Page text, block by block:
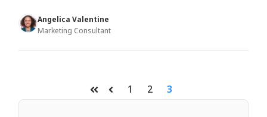
Angelica Valentine
Marketing Consultant
Premier
Précédent
1 2 3